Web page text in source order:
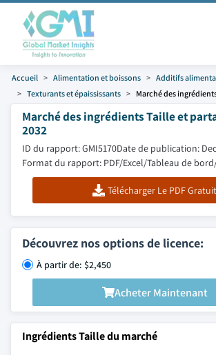
Accueil Alimentation et boissons
Additifs
Texturants et épaississants
Marché des
Marché des ingrédients Taille et
2032
ID du rapport: GMI5170Date de publication:
Format du rapport: PDF/Excel/Tableau de
Télécharger Le PDF Gratuit
Découvrez nos options de licence:
À partir de: $2,450
Acheter Maintenant
Ingrédients Taille du marché